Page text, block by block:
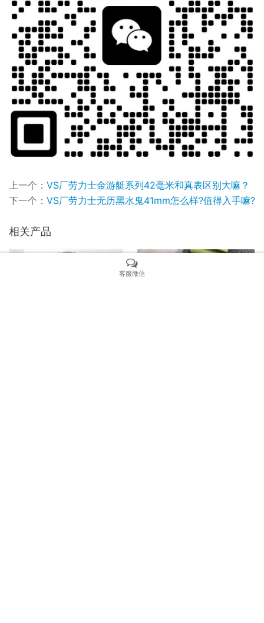
上一个： VS厂劳力士金游艇系列42毫米和真表区别大嘛？
下一个： VS厂劳力士无历黑水鬼41mm怎么样?值得入手嘛?
相关产品
客服微信